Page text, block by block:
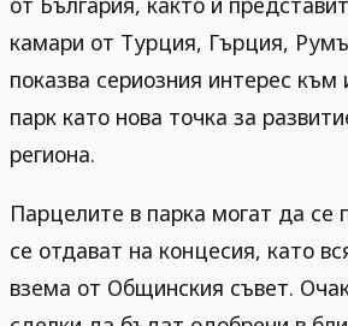
камари от Турция, Гърция,
показва сериозния интерес към
парк като нова точка за
региона.
Парцелите в парка могат да се
се отдават на концесия, като
взема от Общинския съвет.